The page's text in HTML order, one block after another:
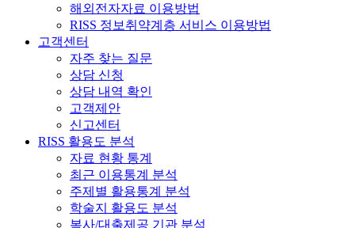
해외전자자료 이용방법
RISS 정보취약계층 서비스 이용방법
고객센터
자주 찾는 질문
상담 신청
상담 내역 확인
고객제안
신고센터
RISS 활용도 분석
자료 현황 통계
최근 이용통계 분석
주제별 활용통계 분석
학술지 활용도 분석
복사/대출제공 기관 분석